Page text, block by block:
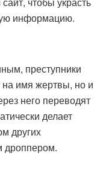
информацию.
преступники
на имя жертвы, но и
него переводят
делает
других
дроппером.